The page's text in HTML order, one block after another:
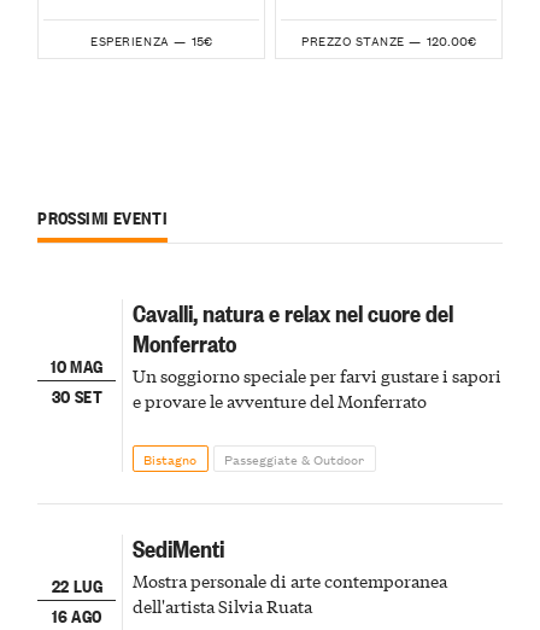
ESPERIENZA — 15€ PREZZO STANZE — 120.00€
PROSSIMI EVENTI
10 MAG
30 SET
Cavalli, natura e relax nel cuore del
Monferrato
Un soggiorno speciale per farvi gustare i sapori
e provare le avventure del Monferrato
Bistagno Passeggiate & Outdoor
22 LUG
16 AGO
SediMenti
Mostra personale di arte contemporanea
dell'artista Silvia Ruata